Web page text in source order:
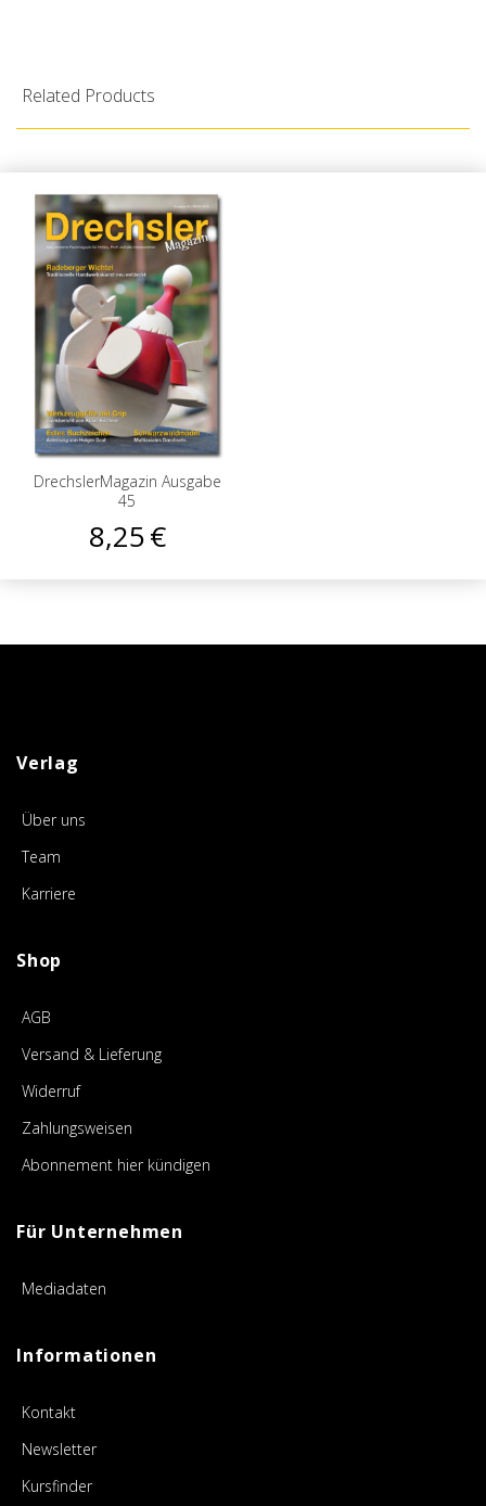
Related Products
DrechslerMagazin Ausgabe
45
8,25€
Verlag
Über uns
Team
Karriere
Shop
AGB
Versand & Lieferung
Widerruf
Zahlungsweisen
Abonnement hier kündigen
Für Unternehmen
Mediadaten
Informationen
Kontakt
Newsletter
Kursfinder